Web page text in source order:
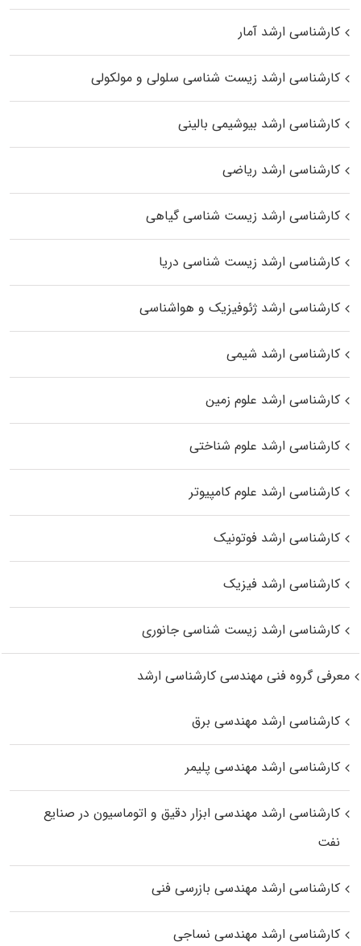
کارشناسی ارشد آمار
کارشناسی ارشد زیست شناسی سلولی و مولکولی
کارشناسی ارشد بیوشیمی بالینی
کارشناسی ارشد ریاضی
کارشناسی ارشد زیست‌ شناسی گیاهی
کارشناسی ارشد زیست‌ شناسی دریا
کارشناسی ارشد ژئوفیزیک و هواشناسی
کارشناسی ارشد شیمی
کارشناسی ارشد علوم زمین
کارشناسی ارشد علوم شناختی
کارشناسی ارشد علوم کامپیوتر
کارشناسی ارشد فوتونیک
کارشناسی ارشد فیزیک
کارشناسی ارشد زیست‌ شناسی جانوری
معرفی گروه فنی مهندسی کارشناسی ارشد
کارشناسی ارشد مهندسی برق
کارشناسی ارشد مهندسی پلیمر
کارشناسی ارشد مهندسی ابزار دقیق و اتوماسیون در صنایع
نفت
کارشناسی ارشد مهندسی بازرسی فنی
کارشناسی ارشد مهندسی نساجی